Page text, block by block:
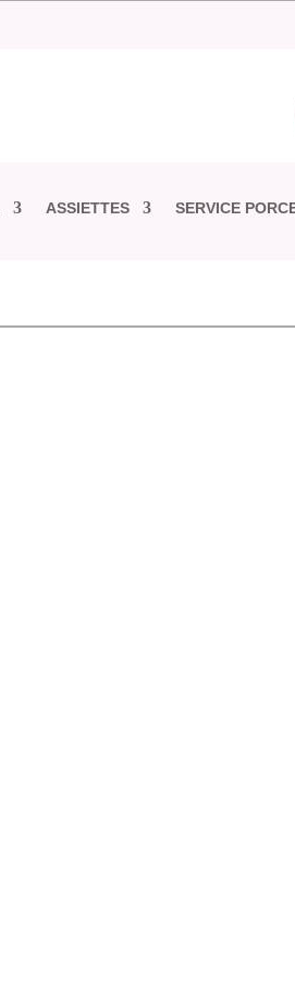
ASSIETTES SERVICE